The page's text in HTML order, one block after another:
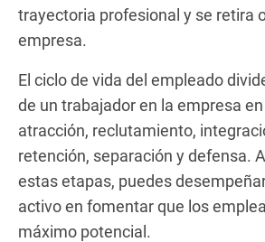
trayectoria profesional y se retira
empresa.
El ciclo de vida del empleado
de un trabajador en la empresa
atracción, reclutamiento,
retención, separación y defensa.
estas etapas, puedes
activo en fomentar que los
máximo potencial.